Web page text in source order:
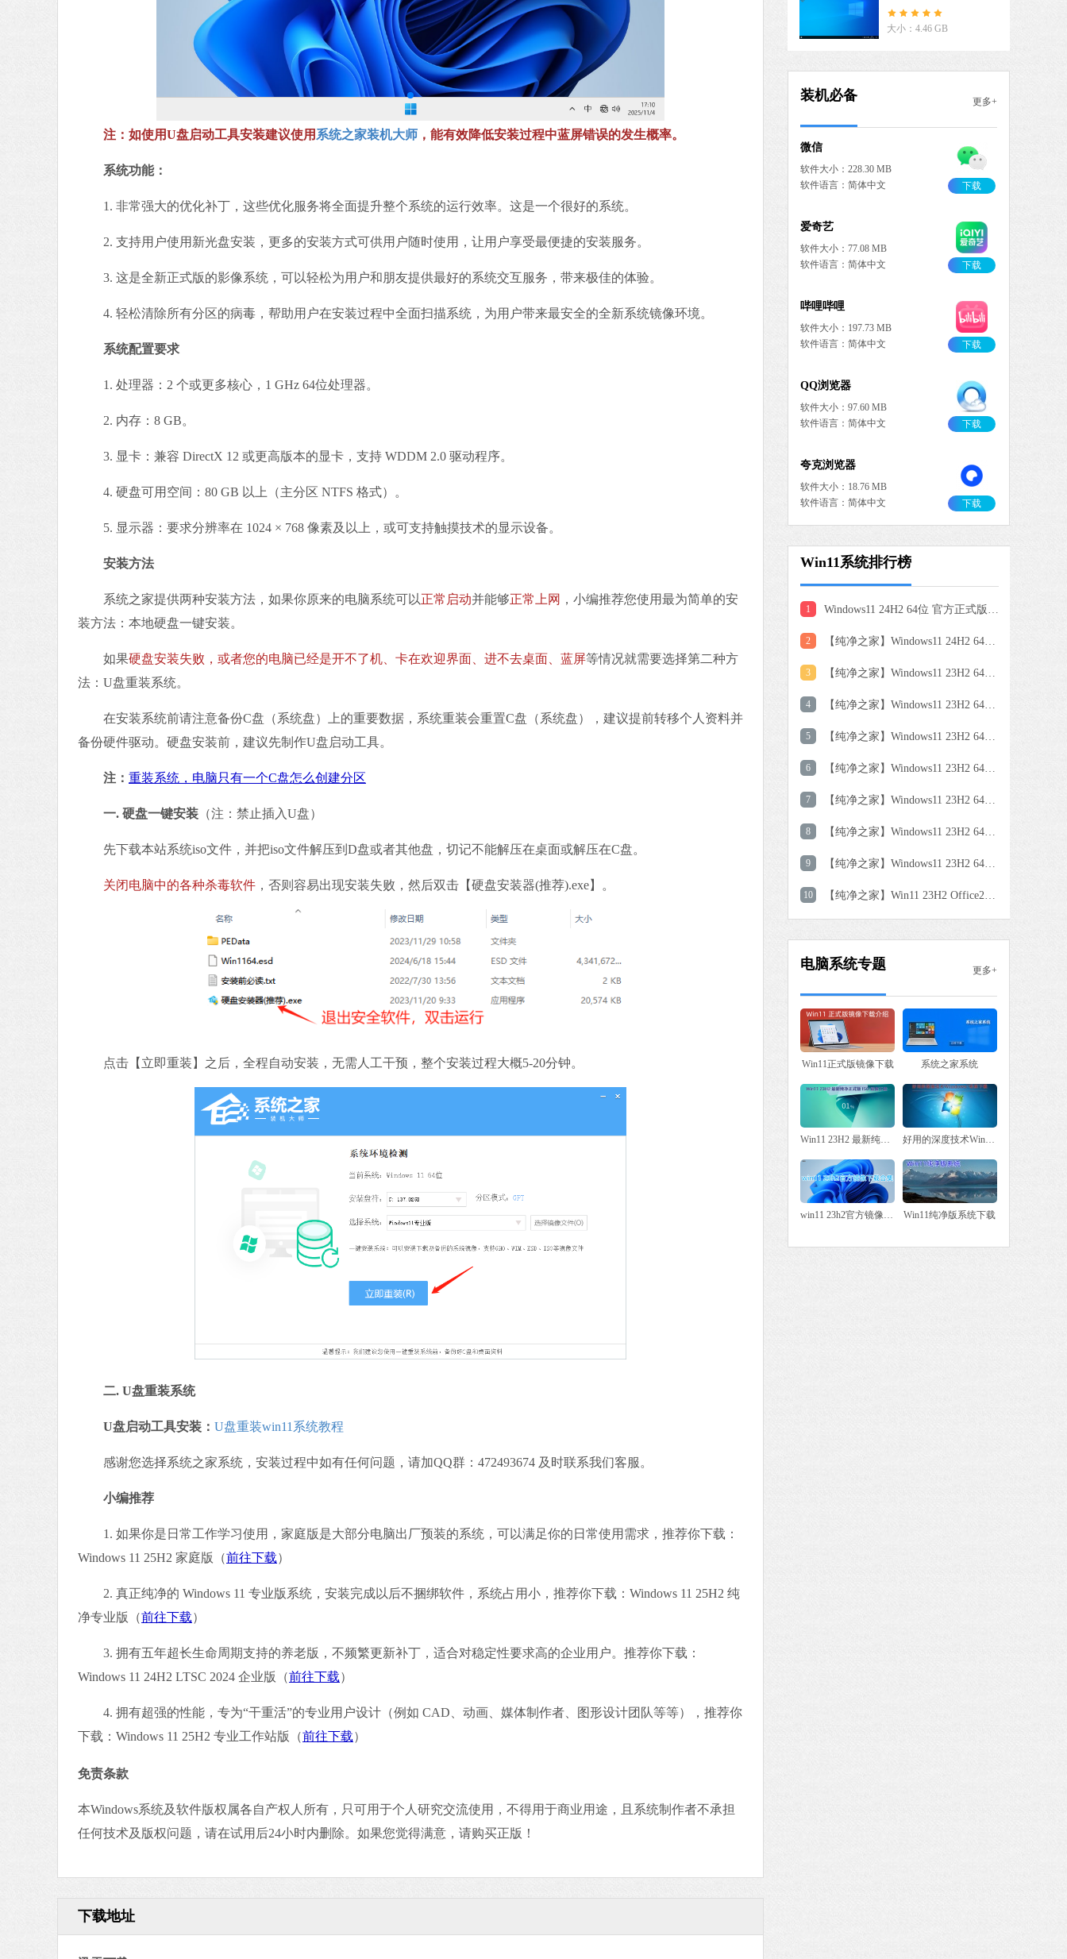
注：如使用U盘启动工具安装建议使用 系统之家装机大师 ，能有效降低安装过程中蓝屏错误的发生概率。
系统功能：
1. 非常强大的优化补丁，这些优化服务将全面提升整个系统的运行效率。这是一个很好的系统。
2. 支持用户使用新光盘安装，更多的安装方式可供用户随时使用，让用户享受最便捷的安装服务。
3. 这是全新正式版的影像系统，可以轻松为用户和朋友提供最好的系统交互服务，带来极佳的体验。
4. 轻松清除所有分区的病毒，帮助用户在安装过程中全面扫描系统，为用户带来最安全的全新系统镜像环境。
系统配置要求
1. 处理器：2 个或更多核心，1 GHz 64位处理器。
2. 内存：8 GB。
3. 显卡：兼容 DirectX 12 或更高版本的显卡，支持 WDDM 2.0 驱动程序。
4. 硬盘可用空间：80 GB 以上（主分区 NTFS 格式）。
5. 显示器：要求分辨率在 1024 × 768 像素及以上，或可支持触摸技术的显示设备。
安装方法
系统之家提供两种安装方法，如果你原来的电脑系统可以正常启动并能够正常上网 ，小编推荐您使用最为简单的安
装方法：本地硬盘一键安装。
如果硬盘安装失败，或者您的电脑已经是开不了机、卡在欢迎界面、进不去桌面、蓝屏等情况就需要选择第二种方
法：U盘重装系统。
在安装系统前请注意备份C盘（系统盘）上的重要数据，系统重装会重置C盘（系统盘），建议提前转移个人资料并
备份硬件驱动。硬盘安装前，建议先制作U盘启动工具。
注： 重装系统，电脑只有一个C盘怎么创建分区
一. 硬盘一键安装 （注：禁止插入U盘）
先下载本站系统iso文件，并把iso文件解压到D盘或者其他盘，切记不能解压在桌面或解压在C盘。
关闭电脑中的各种杀毒软件 ，否则容易出现安装失败，然后双击【硬盘安装器(推荐).exe】。
点击【立即重装】之后，全程自动安装，无需人工干预，整个安装过程大概5-20分钟。
二. U盘重装系统
U盘启动工具安装： U盘重装win11系统教程
感谢您选择系统之家系统，安装过程中如有任何问题，请加QQ群：472493674 及时联系我们客服。
小编推荐
1. 如果你是日常工作学习使用，家庭版是大部分电脑出厂预装的系统，可以满足你的日常使用需求，推荐你下载：
Windows 11 25H2 家庭版（前往下载）
2. 真正纯净的 Windows 11 专业版系统，安装完成以后不捆绑软件，系统占用小，推荐你下载：Windows 11 25H2 纯
净专业版（前往下载）
3. 拥有五年超长生命周期支持的养老版，不频繁更新补丁，适合对稳定性要求高的企业用户。推荐你下载：
Windows 11 24H2 LTSC 2024 企业版（前往下载）
4. 拥有超强的性能，专为“干重活”的专业用户设计（例如 CAD、动画、媒体制作者、图形设计团队等等），推荐你
下载：Windows 11 25H2 专业工作站版（前往下载）
免责条款
本Windows系统及软件版权属各自产权人所有，只可用于个人研究交流使用，不得用于商业用途，且系统制作者不承担
任何技术及版权问题，请在试用后24小时内删除。如果您觉得满意，请购买正版！
下载地址
大小：4.46 GB
装机必备 更多+
软件语言：简体中文
下载
微信
软件大小：228.30 MB
软件语言：简体中文
下载
爱奇艺
软件大小：77.08 MB
软件语言：简体中文
下载
哔哩哔哩
软件大小：197.73 MB
软件语言：简体中文
下载
QQ浏览器
软件大小：97.60 MB
软件语言：简体中文
下载
夸克浏览器
软件大小：18.76 MB
软件语言：简体中文
下载
Win11系统排行榜
1 Windows11 24H2 64位 官方正式版 V26100.7462
2 【纯净之家】Windows11 24H2 64位 专业精简版
3 【纯净之家】Windows11 23H2 64位 纯净专业版
4 【纯净之家】Windows11 23H2 64位 专业工作站版
5 【纯净之家】Windows11 23H2 64位 游戏优化版
6 【纯净之家】Windows11 23H2 64位 中文家庭版
7 【纯净之家】Windows11 23H2 64位 企业版系统
8 【纯净之家】Windows11 23H2 64位 专业精简版
9 【纯净之家】Windows11 23H2 64位 纯净家庭版
10 【纯净之家】Win11 23H2 Office2007 专业办公版
电脑系统专题 更多+
Win11正式版镜像下载 系统之家系统
Win11 23H2 最新纯净正式版 ISO 镜像下载大全 好用的深度技术Win7系统下载
win11 23h2官方镜像下载合集 Win11纯净版系统下载